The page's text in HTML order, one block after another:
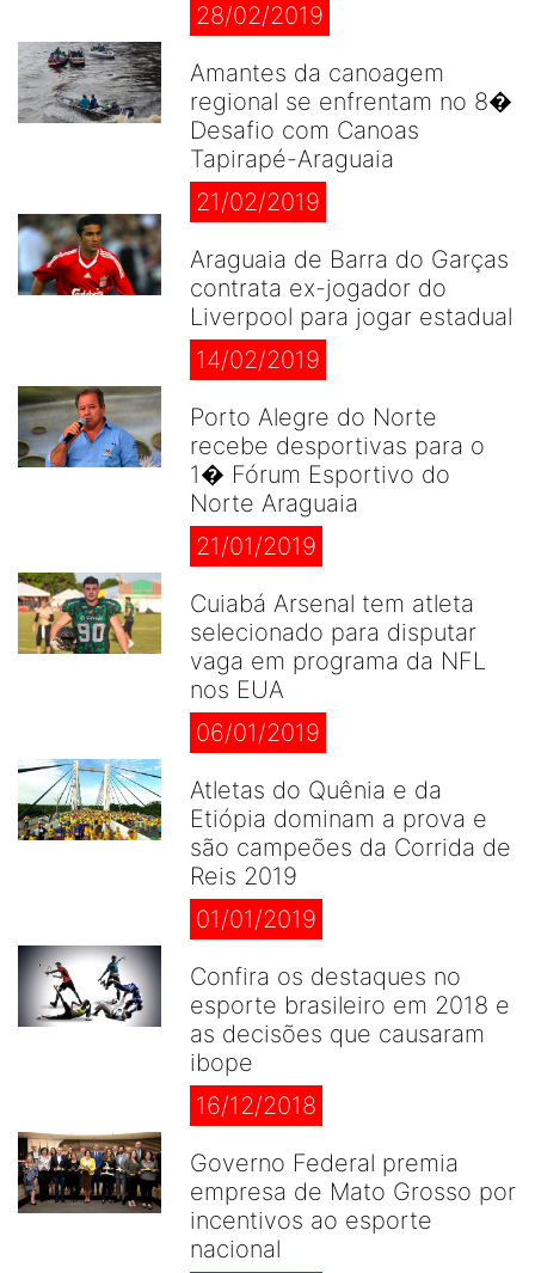
28/02/2019
Amantes da canoagem
regional se enfrentam no 8�
Desafio com Canoas
Tapirapé-Araguaia
21/02/2019
Araguaia de Barra do Garças
contrata ex-jogador do
Liverpool para jogar estadual
14/02/2019
Porto Alegre do Norte
recebe desportivas para o
1� Fórum Esportivo do
Norte Araguaia
21/01/2019
Cuiabá Arsenal tem atleta
selecionado para disputar
vaga em programa da NFL
nos EUA
06/01/2019
Atletas do Quênia e da
Etiópia dominam a prova e
são campeões da Corrida de
Reis 2019
01/01/2019
Confira os destaques no
esporte brasileiro em 2018 e
as decisões que causaram
ibope
16/12/2018
Governo Federal premia
empresa de Mato Grosso por
incentivos ao esporte
nacional